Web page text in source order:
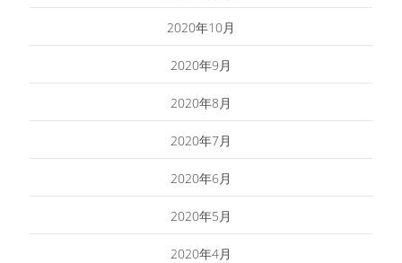
2020年10月
2020年9月
2020年8月
2020年7月
2020年6月
2020年5月
2020年4月